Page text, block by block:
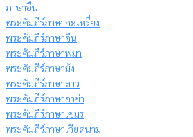
ภาษาอื่น
พระคัมภีร์ภาษากะเหรี่ยง
พระคัมภีร์ภาษาจีน
พระคัมภีร์ภาษาพม่า
พระคัมภีร์ภาษาม้ง
พระคัมภีร์ภาษาลาว
พระคัมภีร์ภาษาอาข่า
พระคัมภีร์ภาษาเขมร
พระคัมภีร์ภาษาเวียดนาม